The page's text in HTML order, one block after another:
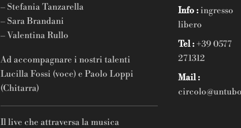
Info :ingresso
libero
Tel :+39 0577
271312
Mail :
– Stefania Tanzarella
– Sara Brandani
– Valentina Rullo
Ad accompagnare i nostri talenti
Lucilla Fossi (voce) e Paolo Loppi
(Chitarra)
Il live che attraversa la musica